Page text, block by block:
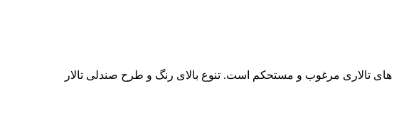
های تالاری مرغوب و مستحکم است. تنوع بالای رنگ و طرح صندلی تالار